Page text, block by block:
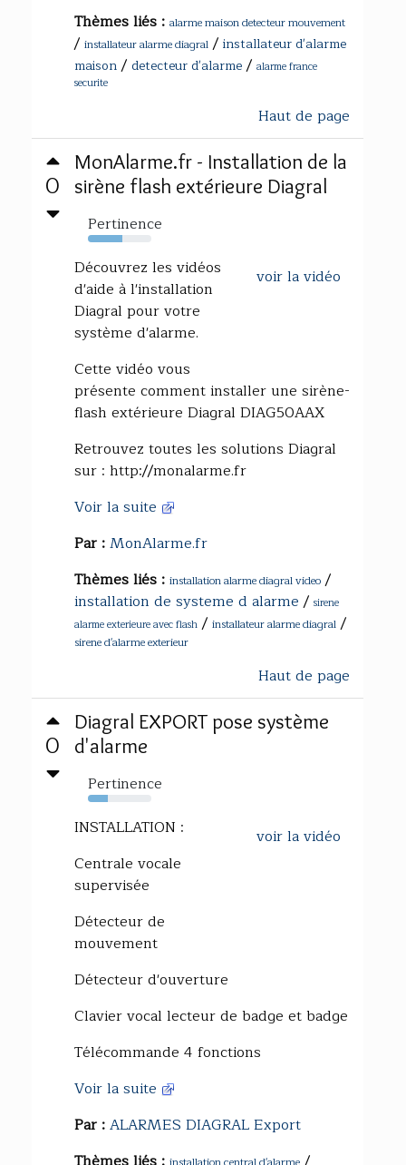
Thèmes liés : alarme maison detecteur mouvement
/ installateur alarme diagral / installateur d'alarme
maison/ detecteur d'alarme/ alarme france
securite
Haut de page
0
MonAlarme.fr - Installation de la
sirène flash extérieure Diagral
Pertinence
54%
voir la vidéo
Découvrez les vidéos
d'aide à l'installation
Diagral pour votre
système d'alarme.
Cette vidéo vous
présente comment installer une sirène-
flash extérieure Diagral DIAG50AAX
Retrouvez toutes les solutions Diagral
sur : http://monalarme.fr
Voir la suite
Par :MonAlarme.fr
Thèmes liés : installation alarme diagral video /
installation de systeme d alarme/ sirene
alarme exterieure avec flash / installateur alarme diagral /
sirene d'alarme exterieur
Haut de page
0
Diagral EXPORT pose système
d'alarme
Pertinence
31%
voir la vidéo
INSTALLATION :
Centrale vocale
supervisée
Détecteur de
mouvement
Détecteur d'ouverture
Clavier vocal lecteur de badge et badge
Télécommande 4 fonctions
Voir la suite
Par :ALARMES DIAGRAL Export